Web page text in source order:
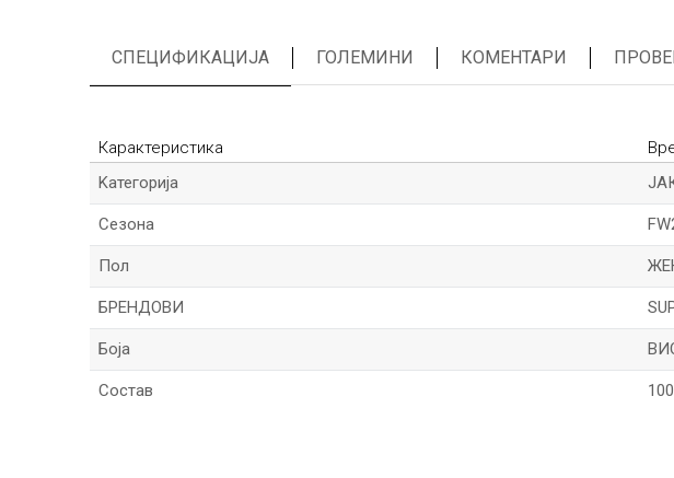
СПЕЦИФИКАЦИЈА ГОЛЕМИНИ КОМЕНТАРИ
Карактеристика
Kатегорија
Сезона
Пол
БРЕНДОВИ
Боја
Состав